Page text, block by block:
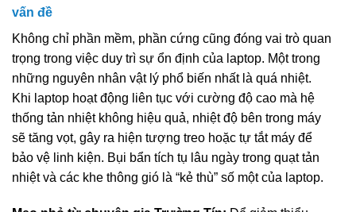
vấn đề
Không chỉ phần mềm, phần cứng cũng đóng vai trò quan
trọng trong việc duy trì sự ổn định của laptop. Một trong
những nguyên nhân vật lý phổ biến nhất là quá nhiệt.
Khi laptop hoạt động liên tục với cường độ cao mà hệ
thống tản nhiệt không hiệu quả, nhiệt độ bên trong máy
sẽ tăng vọt, gây ra hiện tượng treo hoặc tự tắt máy để
bảo vệ linh kiện. Bụi bẩn tích tụ lâu ngày trong quạt tản
nhiệt và các khe thông gió là “kẻ thù” số một của laptop.